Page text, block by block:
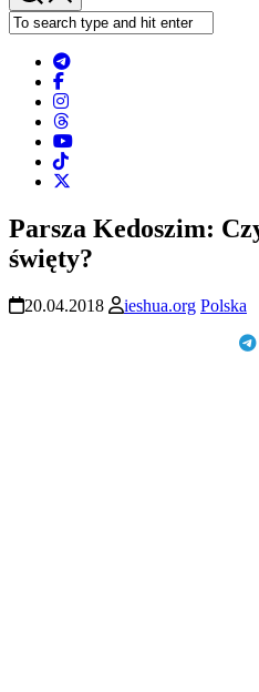
Parsza Kedoszim:
święty?
20.04.2018 ieshua.org Polska